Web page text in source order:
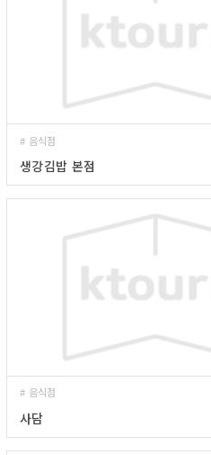
# 음식점
생강김밥 본점
# 음식점
사담